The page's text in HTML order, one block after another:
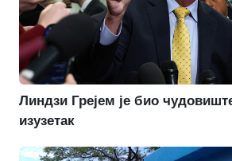
Линдзи Грејем је био
изузетак